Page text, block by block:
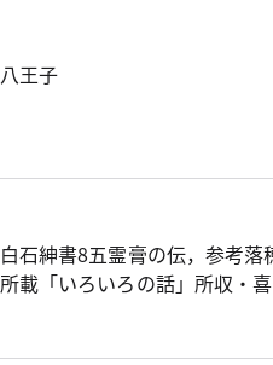
八王子
白石紳書8五霊膏の伝，参考
所載「いろいろの話」所収・